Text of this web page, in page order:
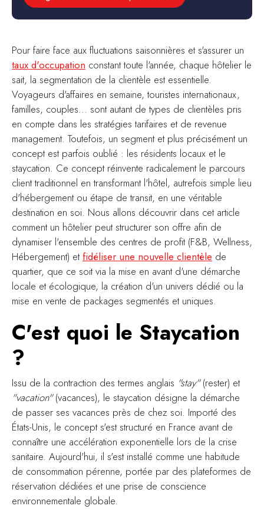
Pour faire face aux fluctuations saisonnières et s'assurer un
taux d'occupation constant toute l'année, chaque hôtelier le
sait, la segmentation de la clientèle est essentielle.
Voyageurs d'affaires en semaine, touristes internationaux,
familles, couples... sont autant de types de clientèles pris
en compte dans les stratégies tarifaires et de revenue
management. Toutefois, un segment et plus précisément un
concept est parfois oublié : les résidents locaux et le
staycation. Ce concept réinvente radicalement le parcours
client traditionnel en transformant l'hôtel, autrefois simple lieu
d'hébergement ou étape de transit, en une véritable
destination en soi. Nous allons découvrir dans cet article
comment un hôtelier peut structurer son offre afin de
dynamiser l'ensemble des centres de profit (F&B, Wellness,
Hébergement) et fidéliser une nouvelle clientèle de
quartier, que ce soit via la mise en avant d'une démarche
locale et écologique, la création d'un univers dédié ou la
mise en vente de packages segmentés et uniques.
C'est quoi le Staycation
?
Issu de la contraction des termes anglais "stay"(rester) et
"vacation"(vacances), le staycation désigne la démarche
de passer ses vacances près de chez soi. Importé des
États-Unis, le concept s'est structuré en France avant de
connaître une accélération exponentielle lors de la crise
sanitaire. Aujourd'hui, il s'est installé comme une habitude
de consommation pérenne, portée par des plateformes de
réservation dédiées et une prise de conscience
environnementale globale.